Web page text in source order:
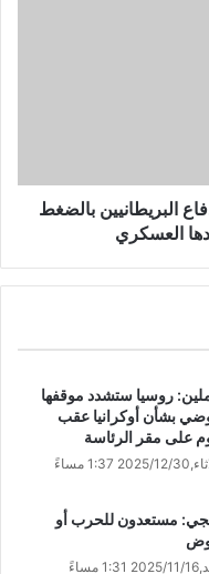
البريطانيين بالضغط
العسكري
روسيا ستشدد موقفها
بشأن أوكرانيا عقب
على مقر الرئاسة
30 1:37 مساءً
مستعدون للحرب أو
مساءً